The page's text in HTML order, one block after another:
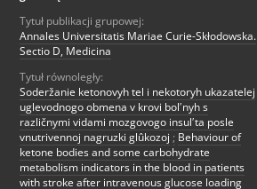
Tytuł publikacji grupowej:
Annales Universitatis Mariae Curie-Skłodowska.
Sectio D, Medicina
Tytuł równoległy:
Soderžanie ketonovyh tel i nekotoryh ukazatelej
uglevodnogo obmena v krovi bolʹnyh s
različnymi vidami mozgovogo insulʹta posle
vnutrivennoj nagruzki glûkozoj ; Behaviour of
ketone bodies and some carbohydrate
metabolism indicators in the blood in patients
with stroke after intravenous glucose loading